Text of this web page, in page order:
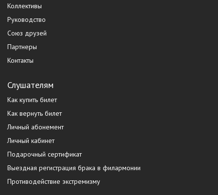
Коллективы
Руководство
Союз друзей
Партнеры
Контакты
Слушателям
Как купить билет
Как вернуть билет
Личный абонемент
Личный кабинет
Подарочный сертификат
Выездная регистрация брака в филармонии
Противодействие экстремизму